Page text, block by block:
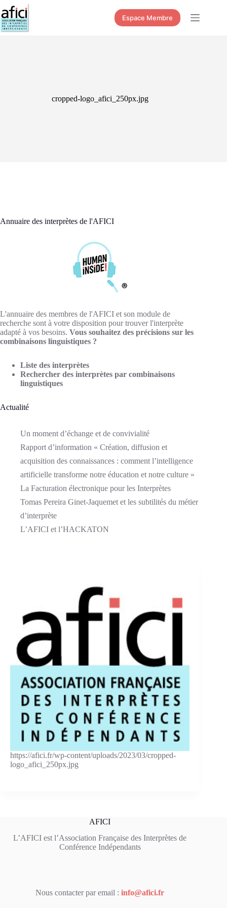
Passer
au
contenu
Espace Membre
cropped-logo_afici_250px.jpg
https://afici.fr/wp-content/uploads/2023/03/cropped-
logo_afici_250px.jpg
Annuaire des interprètes de l'AFICI
L'annuaire des membres de l'AFICI et son module de
recherche sont à votre disposition pour trouver l'interprète
adapté à vos besoins. Vous souhaitez des précisions sur les
combinaisons linguistiques ?
Liste des interprètes
Rechercher des interprètes par combinaisons
linguistiques
Actualité
Un moment d’échange et de convivialité
Rapport d’information « Création, diffusion et
acquisition des connaissances : comment l’intelligence
artificielle transforme notre éducation et notre culture »
La Facturation électronique pour les Interprètes
Tomas Pereira Ginet-Jaquemet et les subtilités du métier
d’interprète
L’AFICI et l’HACKATON
AFICI
L’AFICI est l’Association Française des Interprètes de
Conférence Indépendants
Nous contacter par email :info@afici.fr